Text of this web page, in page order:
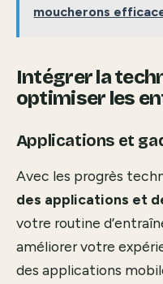
moucherons
Intégrer la
optimiser les
Applications et
Avec les progrès
des applications et
votre routine
améliorer votre
des applications